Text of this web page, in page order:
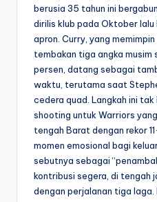
berusia 35 tahun ini
dirilis klub pada Oktober
apron. Curry, yang
tembakan tiga angka musim
persen, datang sebagai
waktu, terutama saat
cedera quad. Langkah ini
shooting untuk Warriors
tengah Barat dengan rekor
momen emosional bagi
sebutnya sebagai
kontribusi segera, di tengah
dengan perjalanan tiga laga.